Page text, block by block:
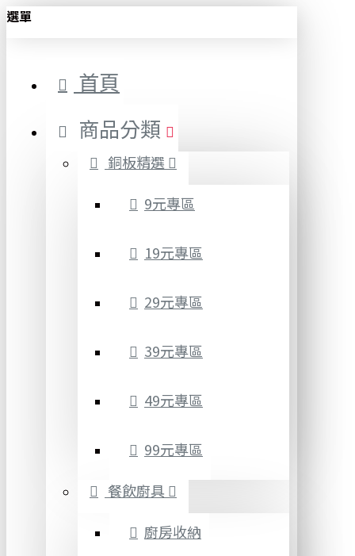
選單
首頁
商品分類
銅板精選
9元專區
19元專區
29元專區
39元專區
49元專區
99元專區
餐飲廚具
廚房收納